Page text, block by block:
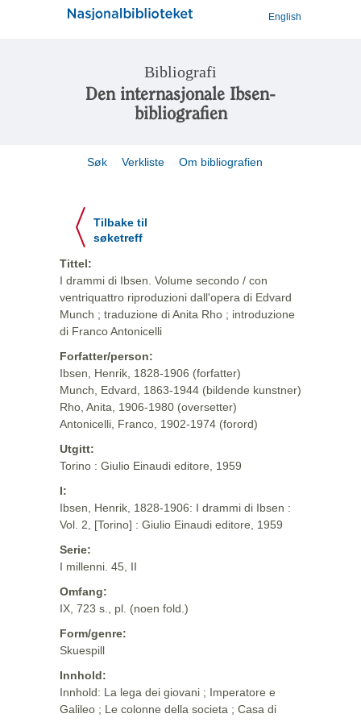
English
Bibliografi
Den internasjonale Ibsen-
bibliografien
Søk Verkliste Om bibliografien
Tilbake til
søketreff
Tittel:
I drammi di Ibsen. Volume secondo / con
ventriquattro riproduzioni dall'opera di Edvard
Munch ; traduzione di Anita Rho ; introduzione
di Franco Antonicelli
Forfatter/person:
Ibsen, Henrik, 1828-1906 (forfatter)
Munch, Edvard, 1863-1944 (bildende kunstner)
Rho, Anita, 1906-1980 (oversetter)
Antonicelli, Franco, 1902-1974 (forord)
Utgitt:
Torino : Giulio Einaudi editore, 1959
I:
Ibsen, Henrik, 1828-1906: I drammi di Ibsen :
Vol. 2, [Torino] : Giulio Einaudi editore, 1959
Serie:
I millenni. 45, II
Omfang:
IX, 723 s., pl. (noen fold.)
Form/genre:
Skuespill
Innhold:
Innhold: La lega dei giovani ; Imperatore e
Galileo ; Le colonne della societa ; Casa di